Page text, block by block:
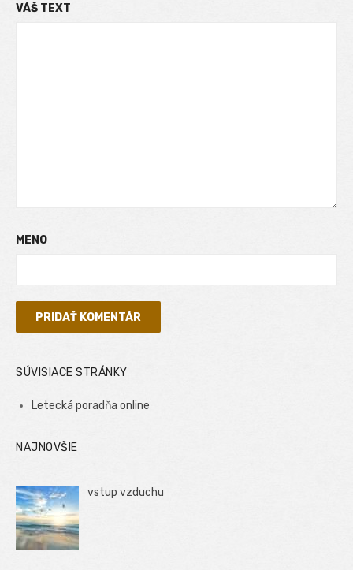
VÁŠ TEXT
MENO
SÚVISIACE STRÁNKY
Letecká poradňa online
NAJNOVŠIE
vstup vzduchu